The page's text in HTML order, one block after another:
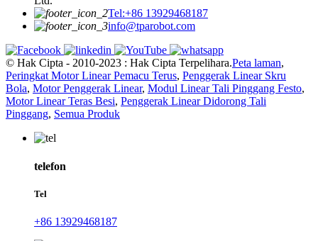
Tel:+86 13929468187
info@tparobot.com
© Hak Cipta - 2010-2023 : Hak Cipta Terpelihara.Peta laman,
Peringkat Motor Linear Pemacu Terus, Penggerak Linear Skru
Bola, Motor Penggerak Linear, Modul Linear Tali Pinggang Festo,
Motor Linear Teras Besi, Penggerak Linear Didorong Tali
Pinggang, Semua Produk
telefon
Tel
+86 13929468187